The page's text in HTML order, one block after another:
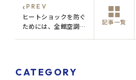
‹ PREV
ヒートショックを防ぐ
ためには、全館空調が
記事一覧
CATEGORY